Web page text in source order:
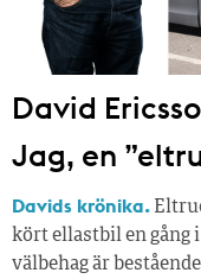
David
Jag, en
Davids krönika.
kört ellastbil en gång
välbehag är